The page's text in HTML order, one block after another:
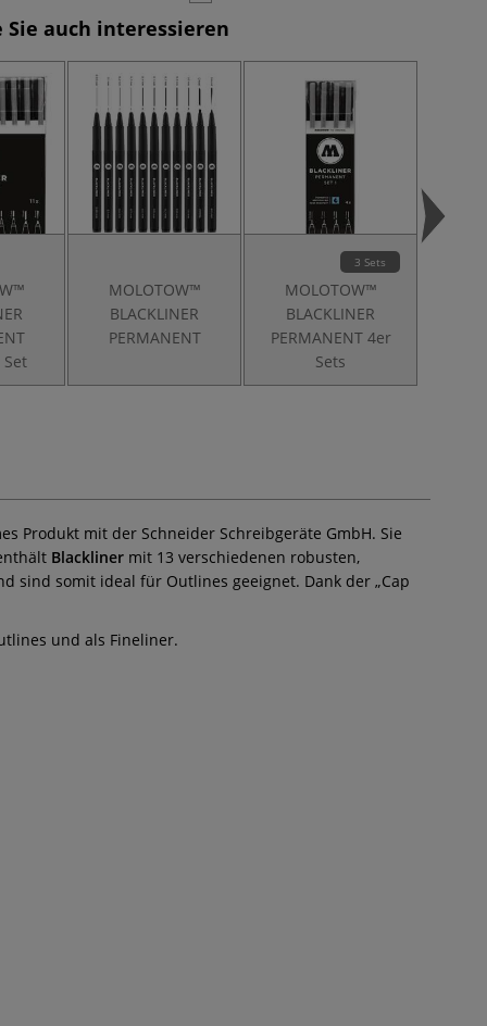
Sie auch interessieren
MOLOTOW™
BLACKLINER
PERMANENT
3 Sets
MOLOTOW™
BLACKLINER
PERMANENT 4er
Sets
Produkt mit der Schneider Schreibgeräte GmbH. Sie
Blackliner mit 13 verschiedenen robusten,
sind somit ideal für Outlines geeignet. Dank der „Cap
und als Fineliner.